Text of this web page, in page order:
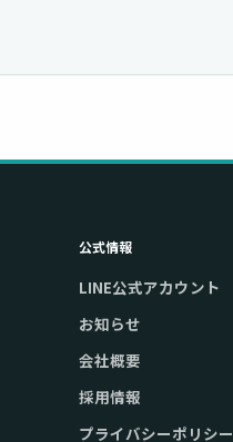
公式情報
LINE公式アカウント
お知らせ
会社概要
採用情報
プライバシーポリシー